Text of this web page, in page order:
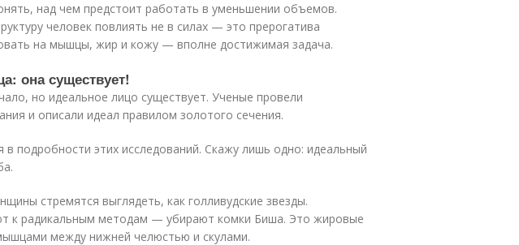
над чем предстоит работать в уменьшении объемов.
человек повлиять не в силах — это прерогатива
на мышцы, жир и кожу — вполне достижимая задача.
она существует!
но идеальное лицо существует. Ученые провели
и описали идеал правилом золотого сечения.
в подробности этих исследований. Скажу лишь одно: идеальный
стремятся выглядеть, как голливудские звезды.
к радикальным методам — убирают комки Биша. Это жировые
между нижней челюстью и скулами.